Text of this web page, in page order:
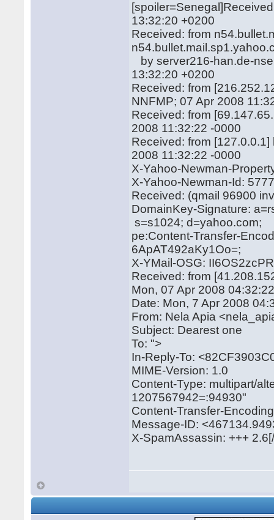
13:32:20 +0200
Received: from
by server216-han.de-
13:32:20 +0200
Received: from
NNFMP; 07 Apr 2008
Received: from
2008 11:32:22 -0000
Received: from
2008 11:32:22 -0000
X-Yahoo-Newman-
X-Yahoo-Newman-Id:
Received: (qmail 96900
DomainKey-Signature:
s=s1024; d=yahoo.com;
pe:Content-Transfer-
6ApAT492aKy1Oo=;
X-YMail-OSG:
Received: from
Mon, 07 Apr 2008
Date: Mon, 7 Apr 2008
From: Nela Apia
Subject: Dearest
To: ">
In-Reply-To:
MIME-Version: 1.0
Content-Type: multipart/
1207567942=:94930"
Content-Transfer-
Message-ID:
X-SpamAssassin: +++